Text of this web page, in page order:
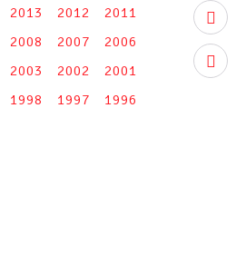
2013 2012
2011
2008 2007
2006
2003 2002
2001
1998 1997 1996